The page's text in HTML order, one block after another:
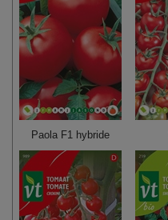
Paola F1 hybride